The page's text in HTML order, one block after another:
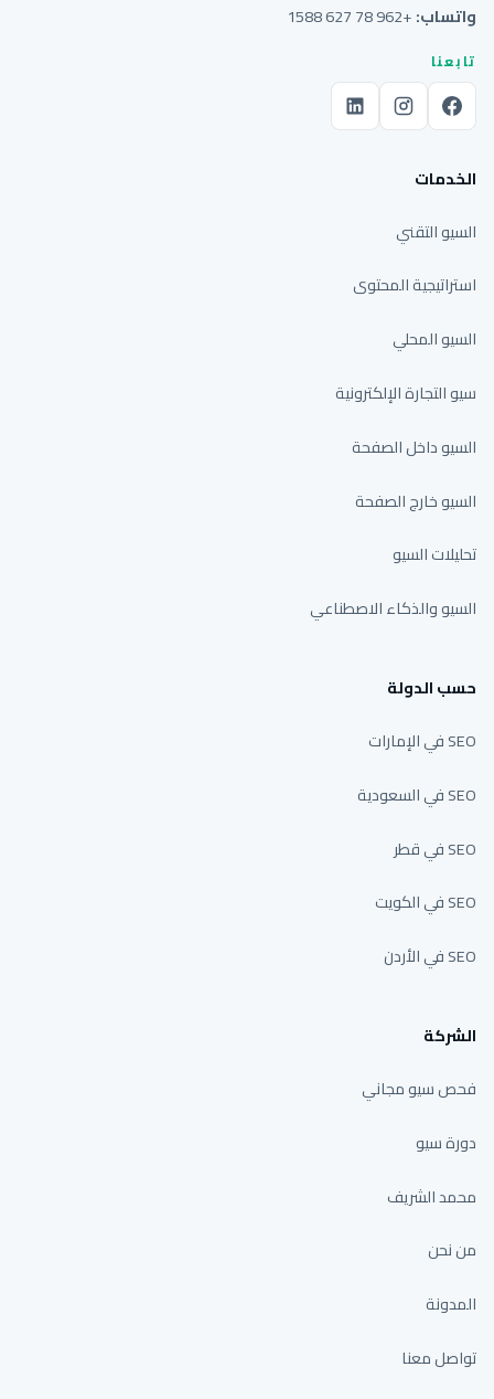
واتساب:+962 78 627 1588
تابعنا
الخدمات
السيو التقني
استراتيجية المحتوى
السيو المحلي
سيو التجارة الإلكترونية
السيو داخل الصفحة
السيو خارج الصفحة
تحليلات السيو
السيو والذكاء الاصطناعي
حسب الدولة
SEO في الإمارات
SEO في السعودية
SEO في قطر
SEO في الكويت
SEO في الأردن
الشركة
فحص سيو مجاني
دورة سيو
محمد الشريف
من نحن
المدونة
تواصل معنا